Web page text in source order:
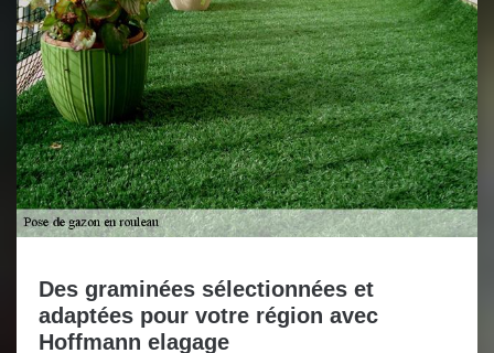
Des graminées sélectionnées et
adaptées pour votre région avec
Hoffmann elagage